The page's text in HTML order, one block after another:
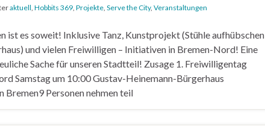
aktuell Hobbits 369, Projekte, Serve the City, Veranstaltungen
ist es soweit! Inklusive Tanz, Kunstprojekt (Stühle aufhübschen
und vielen Freiwilligen – Initiativen in Bremen-Nord! Eine
Sache für unseren Stadtteil! Zusage 1. Freiwilligentag
Samstag um 10:00 Gustav-Heinemann-Bürgerhaus
Bremen9 Personen nehmen teil